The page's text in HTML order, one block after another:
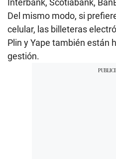
Del mismo modo, si
celular, las billeteras
Plin y Yape también están
gestión.